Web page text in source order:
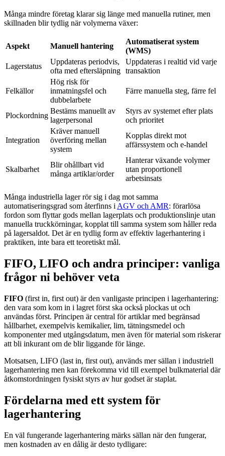
Många mindre företag klarar sig länge med manuella rutiner, men
skillnaden blir tydlig när volymerna växer:
Aspekt Manuell hantering
Automatiserat system
(WMS)
Lagerstatus
Uppdateras periodvis,
ofta med eftersläpning
Uppdateras i realtid vid varje
transaktion
Felkällor
Hög risk för
inmatningsfel och
dubbelarbete
Färre manuella steg, färre fel
Plockordning
Bestäms manuellt av
lagerpersonal
Styrs av systemet efter plats
och prioritet
Integration
Kräver manuell
överföring mellan
system
Kopplas direkt mot
affärssystem och e-handel
Skalbarhet
Blir ohållbart vid
många artiklar/order
Hanterar växande volymer
utan proportionell
arbetsinsats
Många industriella lager rör sig i dag mot samma
automatiseringsgrad som återfinns iAGV och AMR: förarlösa
fordon som flyttar gods mellan lagerplats och produktionslinje utan
manuella truckkörningar, kopplat till samma system som håller reda
på lagersaldot. Det är en tydlig form av effektiv lagerhantering i
praktiken, inte bara ett teoretiskt mål.
FIFO, LIFO och andra principer: vanliga
frågor ni behöver veta
FIFO (first in, first out) är den vanligaste principen i lagerhantering:
den vara som kom in i lagret först ska också plockas ut och
användas först. Principen är central för artiklar med begränsad
hållbarhet, exempelvis kemikalier, lim, tätningsmedel och
komponenter med utgångsdatum, men även för material som riskerar
att bli inkurant om de blir liggande för länge.
Motsatsen, LIFO (last in, first out), används mer sällan i industriell
lagerhantering men kan förekomma vid till exempel bulkmaterial där
åtkomstordningen fysiskt styrs av hur godset är staplat.
Fördelarna med ett system för
lagerhantering
En väl fungerande lagerhantering märks sällan när den fungerar,
men kostnaden av en dålig är desto tydligare: